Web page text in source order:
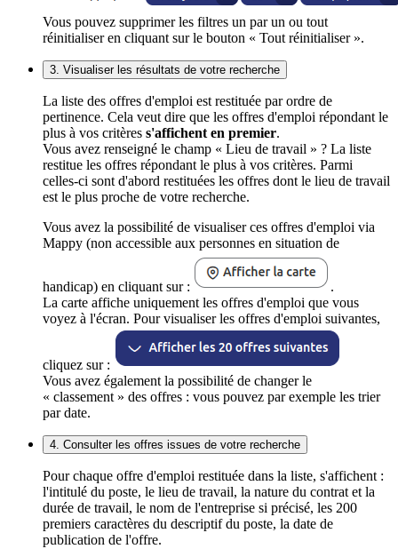
Vous pouvez supprimer les filtres un par un ou tout
réinitialiser en cliquant sur le bouton « Tout réinitialiser ».
3. Visualiser les résultats de votre recherche
La liste des offres d'emploi est restituée par ordre de
pertinence. Cela veut dire que les offres d'emploi répondant le
plus à vos critères s'affichent en premier.
Vous avez renseigné le champ « Lieu de travail » ? La liste
restitue les offres répondant le plus à vos critères. Parmi
celles-ci sont d'abord restituées les offres dont le lieu de travail
est le plus proche de votre recherche.
Vous avez la possibilité de visualiser ces offres d'emploi via
Mappy (non accessible aux personnes en situation de
handicap) en cliquant sur :
.
La carte affiche uniquement les offres d'emploi que vous
voyez à l'écran. Pour visualiser les offres d'emploi suivantes,
cliquez sur :
Vous avez également la possibilité de changer le
« classement » des offres : vous pouvez par exemple les trier
par date.
4. Consulter les offres issues de votre recherche
Pour chaque offre d'emploi restituée dans la liste, s'affichent :
l'intitulé du poste, le lieu de travail, la nature du contrat et la
durée de travail, le nom de l'entreprise si précisé, les 200
premiers caractères du descriptif du poste, la date de
publication de l'offre.